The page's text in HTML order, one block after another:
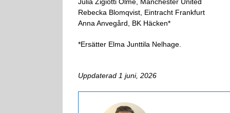
Julia Zigiotti Olme, Manchester United
Rebecka Blomqvist, Eintracht Frankfurt
Anna Anvegård, BK Häcken*
*Ersätter Elma Junttila Nelhage.
Uppdaterad 1 juni, 2026